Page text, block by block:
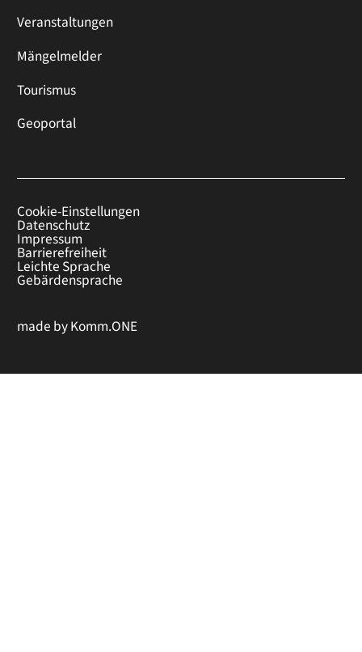
Veranstaltungen
Mängelmelder
Tourismus
Geoportal
Cookie-Einstellungen
Datenschutz
Impressum
Barrierefreiheit
Leichte Sprache
Gebärdensprache
made byKomm.ONE